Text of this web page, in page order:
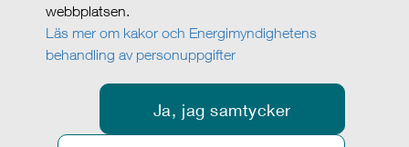
webbplatsen.
Läs mer om kakor och Energimyndighetens
behandling av personuppgifter
Ja, jag samtycker